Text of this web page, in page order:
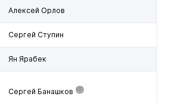
Алексей Орлов
Сергей Ступин
Ян Ярабек
Сергей Банашков